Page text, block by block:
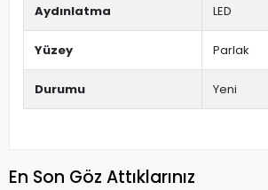
Aydınlatma LED
Yüzey Parlak
Durumu Yeni
En Son Göz Attıklarınız